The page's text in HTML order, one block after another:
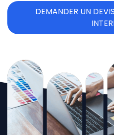
DEMANDER UN